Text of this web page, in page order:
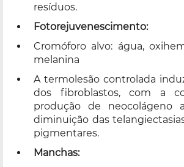
resíduos.
Fotorejuvenescimento:
Cromóforo alvo: água,
melanina
A termolesão controlada
dos fibroblastos, com a
produção de neocolágeno
diminuição das
pigmentares.
Manchas: